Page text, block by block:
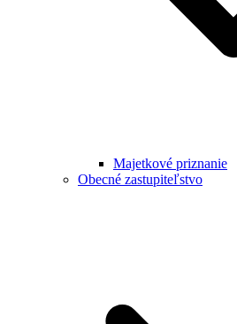
Majetkové priznanie
Obecné zastupiteľstvo